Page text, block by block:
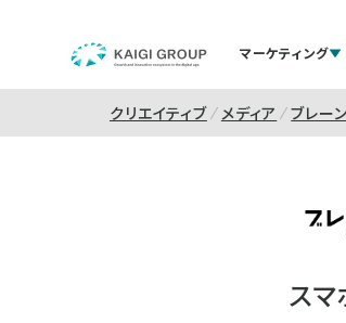
マーケティング
クリエイティブ メディア ブレーン
ス